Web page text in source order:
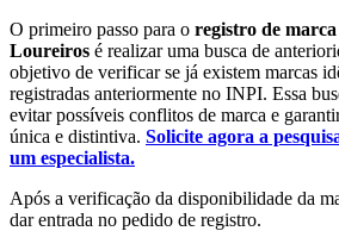
O primeiro passo para o registro de
Loureiros é realizar uma busca de
objetivo de verificar se já existem marcas
registradas anteriormente no INPI. Essa
evitar possíveis conflitos de marca e
única e distintiva. Solicite agora a
um especialista.
Após a verificação da disponibilidade da
dar entrada no pedido de registro.